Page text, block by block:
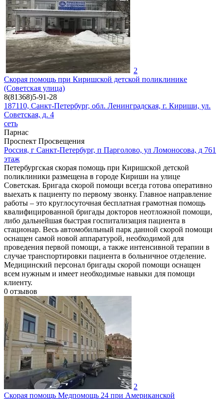
2
Скорая помощь при Киришской детской поликлинике
(Советская улица)
8(81368)5-91-28
187110, Санкт-Петербург, обл. Ленинградская, г. Кириши, ул.
Советская, д. 4
сеть
Парнас
Проспект Просвещения
Россия, г Санкт-Петербург, п Парголово, ул Ломоносова, д 761
этаж
Петербургская скорая помощь при Киришской детской
поликлиники размещена в городе Кириши на улице
Советская. Бригада скорой помощи всегда готова оперативно
выехать к пациенту по первому звонку. Главное направление
работы – это круглосуточная бесплатная грамотная помощь
квалифицированной бригады докторов неотложной помощи,
либо дальнейшая быстрая госпитализация пациента в
стационар. Весь автомобильный парк данной скорой помощи
оснащен самой новой аппаратурой, необходимой для
проведения первой помощи, а также интенсивной терапии в
случае транспортировки пациента в больничное отделение.
Медицинский персонал бригады скорой помощи оснащен
всем нужным и имеет необходимые навыки для помощи
клиенту.
0 отзывов
2
Скорая помощь Медпомощь 24 при Американской